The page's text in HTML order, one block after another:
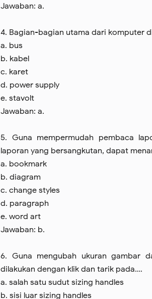
Jawaban: a.
4. Bagian-bagian utama dari komputer
a. bus
b. kabel
c. karet
d. power supply
e. stavolt
Jawaban: a.
5. Guna mempermudah pembaca
laporan yang bersangkutan, dapat
a. bookmark
b. diagram
c. change styles
d. paragraph
e. word art
Jawaban: b.
6. Guna mengubah ukuran gambar
dilakukan dengan klik dan tarik pada….
a. salah satu sudut sizing handles
b. sisi luar sizing handles